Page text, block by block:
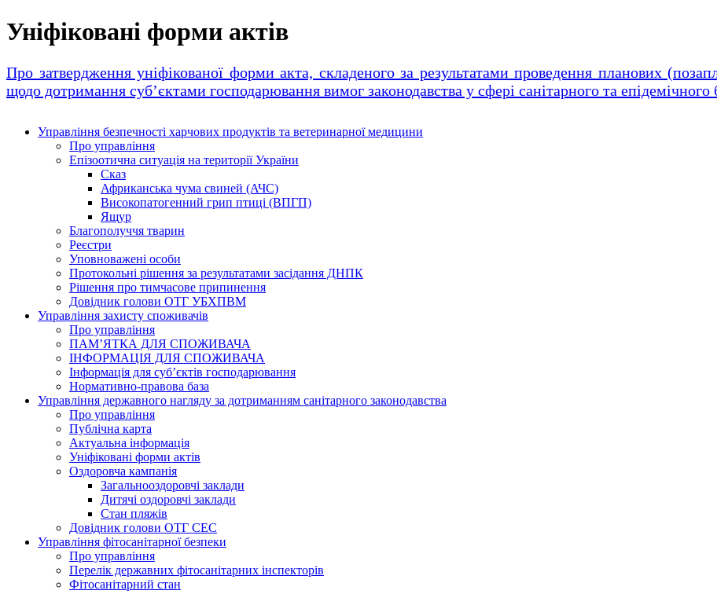
Уніфіковані форми актів
Про затвердження уніфікованої форми акта, складеного за результатами проведення планових
щодо дотримання суб’єктами господарювання вимог законодавства у сфері санітарного та
Управління безпечності харчових продуктів та ветеринарної медицини
Про управління
Епізоотична ситуація на території України
Сказ
Африканська чума свиней (АЧС)
Високопатогенний грип птиці (ВПГП)
Ящур
Благополуччя тварин
Реєстри
Уповноважені особи
Протокольні рішення за результатами засідання ДНПК
Рішення про тимчасове припинення
Довідник голови ОТГ УБХПВМ
Управління захисту споживачів
Про управління
ПАМ’ЯТКА ДЛЯ СПОЖИВАЧА
ІНФОРМАЦІЯ ДЛЯ СПОЖИВАЧА
Інформація для суб’єктів господарювання
Нормативно-правова база
Управління державного нагляду за дотриманням санітарного законодавства
Про управління
Публічна карта
Актуальна інформація
Уніфіковані форми актів
Оздоровча кампанія
Загальнооздоровчі заклади
Дитячі оздоровчі заклади
Стан пляжів
Довідник голови ОТГ СЕС
Управління фітосанітарної безпеки
Про управління
Перелік державних фітосанітарних інспекторів
Фітосанітарний стан